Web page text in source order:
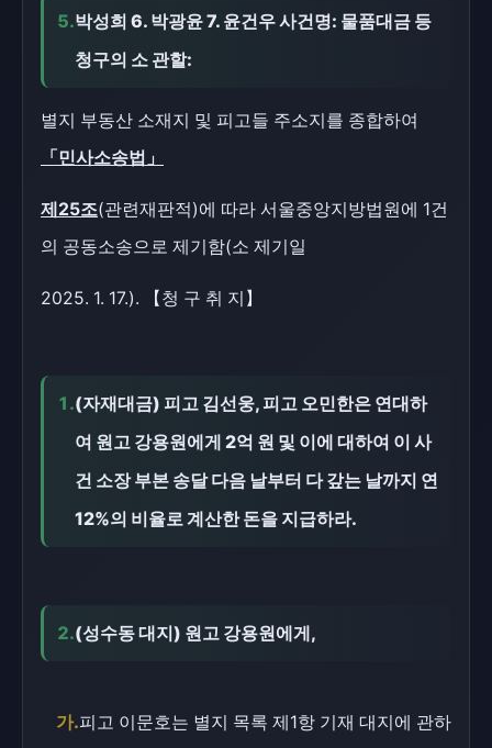
5.박성희 6. 박광윤 7. 윤건우 사건명: 물품대금 등
청구의 소 관할:
별지 부동산 소재지 및 피고들 주소지를 종합하여
「민사소송법」
제25조(관련재판적)에 따라 서울중앙지방법원에 1건
의 공동소송으로 제기함(소 제기일
2025. 1. 17.). 【청 구 취 지】
1.(자재대금) 피고 김선웅, 피고 오민한은 연대하
여 원고 강용원에게 2억 원 및 이에 대하여 이 사
건 소장 부본 송달 다음 날부터 다 갚는 날까지 연
12%의 비율로 계산한 돈을 지급하라.
2.(성수동 대지) 원고 강용원에게,
가.피고 이문호는 별지 목록 제1항 기재 대지에 관하